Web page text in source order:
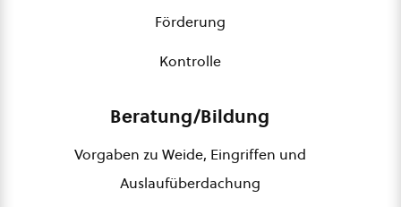
Förderung
Kontrolle
Beratung/Bildung
Vorgaben zu Weide, Eingriffen und
Auslaufüberdachung